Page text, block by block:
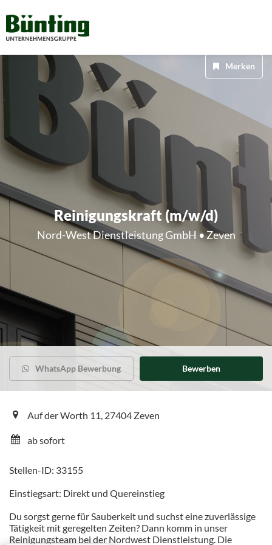
Reinigungskraft (m/w/d)
Nord-West Dienstleistung GmbH • Zeven
Merken
WhatsApp Bewerbung Bewerben
Auf der Worth 11, 27404 Zeven
ab sofort
Stellen-ID: 33155
Einstiegsart: Direkt und Quereinstieg
Du sorgst gerne für Sauberkeit und suchst eine zuverlässige
Tätigkeit mit geregelten Zeiten? Dann komm in unser
Reinigungsteam bei der Nordwest Dienstleistung. Die